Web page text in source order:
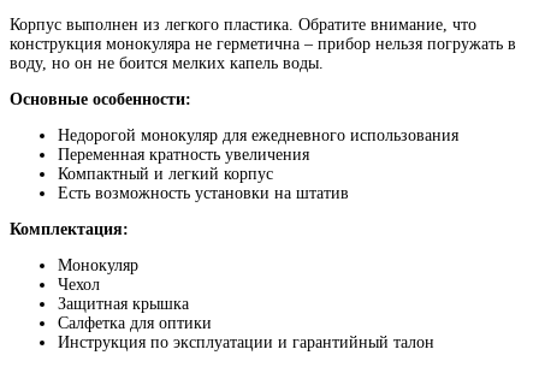
Корпус выполнен из легкого пластика. Обратите внимание, что
конструкция монокуляра не герметична – прибор нельзя погружать в
воду, но он не боится мелких капель воды.
Основные особенности:
Недорогой монокуляр для ежедневного использования
Переменная кратность увеличения
Компактный и легкий корпус
Есть возможность установки на штатив
Комплектация:
Монокуляр
Чехол
Защитная крышка
Салфетка для оптики
Инструкция по эксплуатации и гарантийный талон